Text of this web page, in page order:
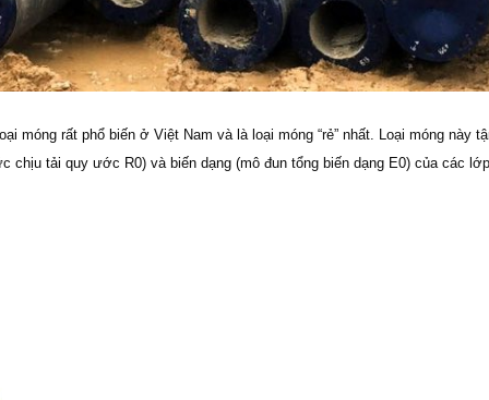
rất phổ biến ở Việt Nam và là loại móng “rẻ” nhất. Loại móng này
tải quy ước R0) và biến dạng (mô đun tổng biến dạng E0) của các